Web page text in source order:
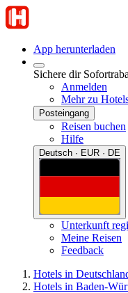
App herunterladen
Sichere dir
Anmelden
Mehr zu
Posteingang
Reisen buchen
Hilfe
Deutsch · EUR · DE
Unterkunft
Meine Reisen
Feedback
Hotels in
Hotels in Baden-